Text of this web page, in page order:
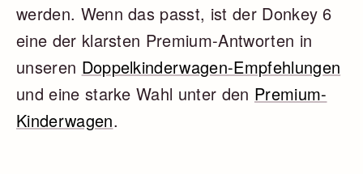
werden. Wenn das passt, ist der Donkey 6
eine der klarsten Premium-Antworten in
unseren Doppelkinderwagen-Empfehlungen
und eine starke Wahl unter den Premium-
Kinderwagen.